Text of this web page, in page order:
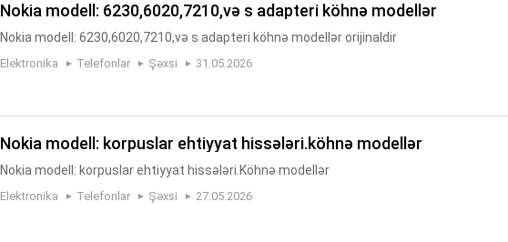
nokia modell: 6230,6020,7210,və s adapteri köhnə modellər
Nokia modell: 6230,6020,7210,və s adapteri köhnə modellər orijinaldir
Elektronika Telefonlar Şəxsi 31.05.2026
nokia modell: korpuslar ehtiyyat hissələri.köhnə modellər
Nokia modell: korpuslar ehtiyyat hissələri.Köhnə modellər
Elektronika Telefonlar Şəxsi 27.05.2026